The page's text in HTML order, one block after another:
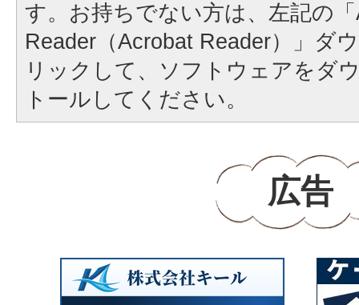
す。お持ちでない方は、左記の
Reader（Acrobat Reader）」ダ
リックして、ソフトウェアをダ
トールしてください。
広告